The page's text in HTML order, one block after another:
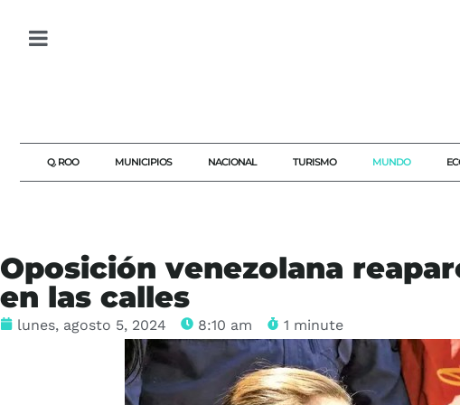
Q. ROO MUNICIPIOS NACIONAL TURISMO MUNDO
Oposición venezolana
en las calles
lunes, agosto 5, 2024 8:10 am 1 minute